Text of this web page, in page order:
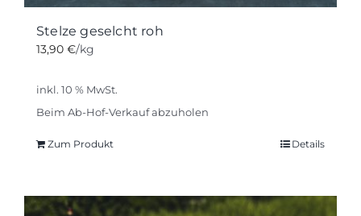
werden
Stelze geselcht roh
13,90 €/kg
inkl. 10 % MwSt.
Beim Ab-Hof-Verkauf abzuholen
Zum Produkt Details